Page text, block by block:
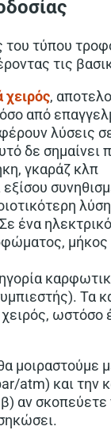
του τύπου
τις
,
από
λύσεις
δε σημαίνει
γκαράζ κλπ
ένα
Τα
χειρός,
μοιραστούμε
atm) και την
αν